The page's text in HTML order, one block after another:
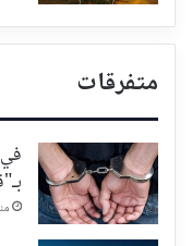
متفرقات
منذ